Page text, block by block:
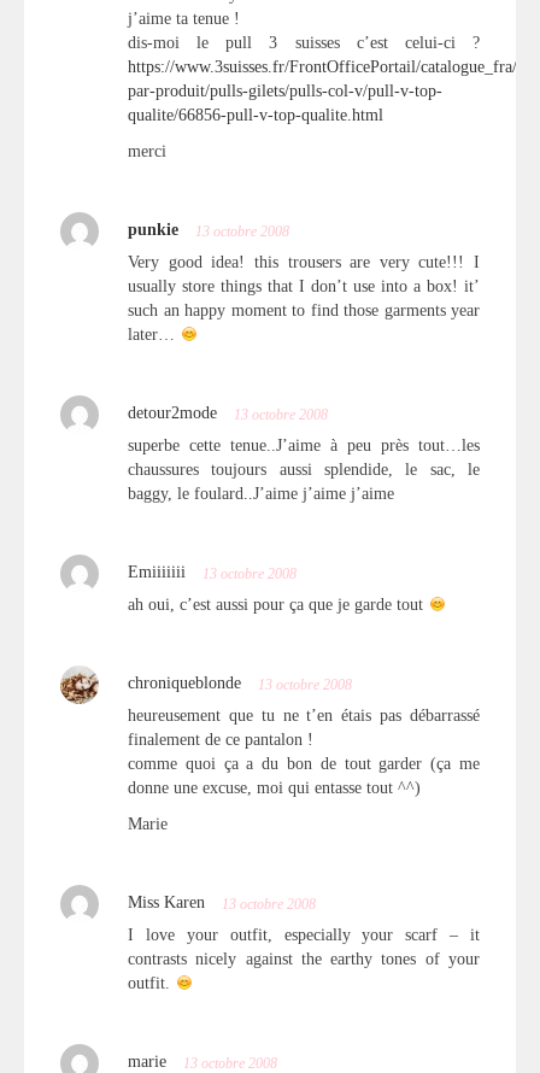
j’aime ta tenue !
dis-moi le pull 3 suisses c’est celui-ci ?
https://www.3suisses.fr/FrontOfficePortail/catalogue_fra/
par-produit/pulls-gilets/pulls-col-v/pull-v-top-
qualite/66856-pull-v-top-qualite.html
merci
punkie 13 octobre 2008
Very good idea! this trousers are very cute!!! I
usually store things that I don’t use into a box! it’
such an happy moment to find those garments year
later…
detour2mode 13 octobre 2008
superbe cette tenue..J’aime à peu près tout…les
chaussures toujours aussi splendide, le sac, le
baggy, le foulard..J’aime j’aime j’aime
Emiiiiiii 13 octobre 2008
ah oui, c’est aussi pour ça que je garde tout
chroniqueblonde 13 octobre 2008
heureusement que tu ne t’en étais pas débarrassé
finalement de ce pantalon !
comme quoi ça a du bon de tout garder (ça me
donne une excuse, moi qui entasse tout ^^)
Marie
Miss Karen 13 octobre 2008
I love your outfit, especially your scarf – it
contrasts nicely against the earthy tones of your
outfit.
marie 13 octobre 2008